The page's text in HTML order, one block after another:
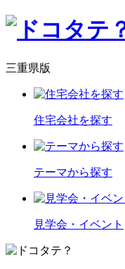
三重県版
住宅会社を探す
テーマから探す
見学会・イベント